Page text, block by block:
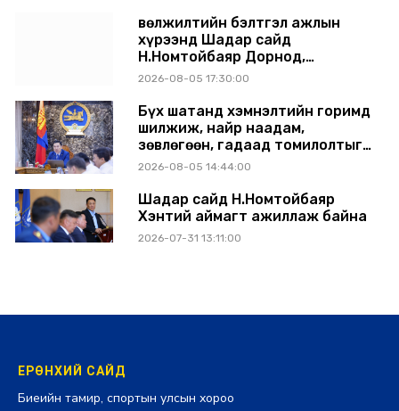
Өвөлжилтийн бэлтгэл ажлын
хүрээнд Шадар сайд
Н.Номтойбаяр Дорнод,
Сүхбаатар аймагт ажиллав
2026-08-05 17:30:00
Бүх шатанд хэмнэлтийн горимд
шилжиж, найр наадам,
зөвлөгөөн, гадаад томилолтыг
хориглолоо
2026-08-05 14:44:00
Шадар сайд Н.Номтойбаяр
Хэнтий аймагт ажиллаж байна
2026-07-31 13:11:00
ЕРӨНХИЙ САЙД
Биеийн тамир, спортын улсын хороо